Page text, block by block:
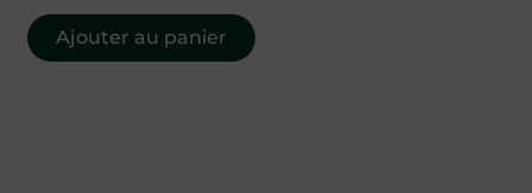
Ajouter au panier